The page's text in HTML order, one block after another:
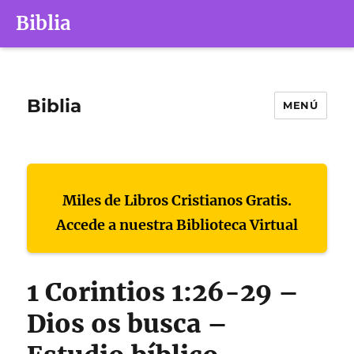
Biblia
Biblia MENÚ
Miles de Libros Cristianos Gratis.
Accede a nuestra Biblioteca Virtual
1 Corintios 1:26-29 –
Dios os busca –